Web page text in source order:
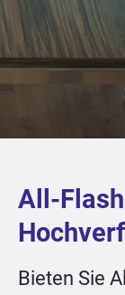
All-
Bieten Sie